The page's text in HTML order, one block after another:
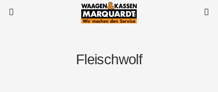
Fleischwolf